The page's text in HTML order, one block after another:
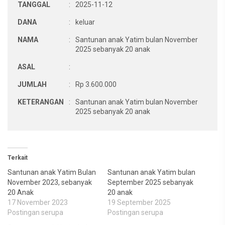
TANGGAL : 2025-11-12
DANA : keluar
NAMA :
Santunan anak Yatim bulan November
2025 sebanyak 20 anak
ASAL :
JUMLAH : Rp 3.600.000
KETERANGAN :
Santunan anak Yatim bulan November
2025 sebanyak 20 anak
Terkait
Santunan anak Yatim Bulan
November 2023, sebanyak
20 Anak
17 November 2023
Postingan serupa
Santunan anak Yatim bulan
September 2025 sebanyak
20 anak
19 September 2025
Postingan serupa